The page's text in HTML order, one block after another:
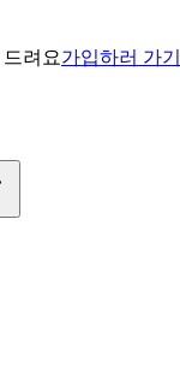
드려요가입하러 가기